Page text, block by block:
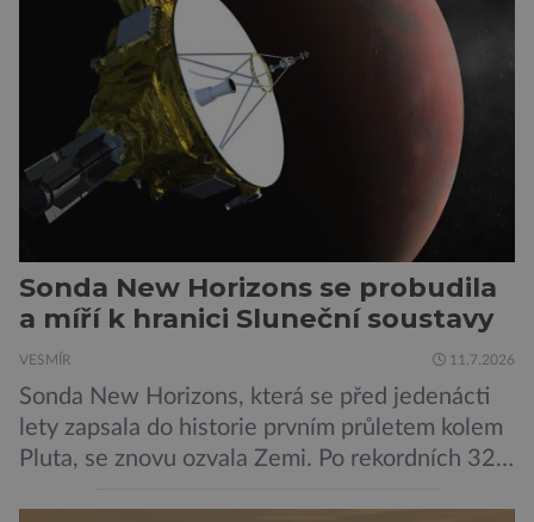
méně nápadné riziko. Podle některých
odborníků by už během příštích dvou let mohly
pokročilé systémy AI výrazně usnadnit
kybernetické útoky […]
Sonda New Horizons se probudila
a míří k hranici Sluneční soustavy
VESMÍR 11.7.2026
Sonda New Horizons, která se před jedenácti
lety zapsala do historie prvním průletem kolem
Pluta, se znovu ozvala Zemi. Po rekordních 321